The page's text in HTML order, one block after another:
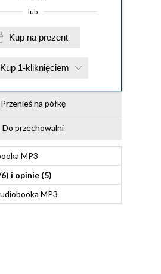
lub
Kup na prezent
Kup 1-kliknięciem
Przenieś na półkę
Do przechowalni
MP3
6) i opinie (5)
MP3